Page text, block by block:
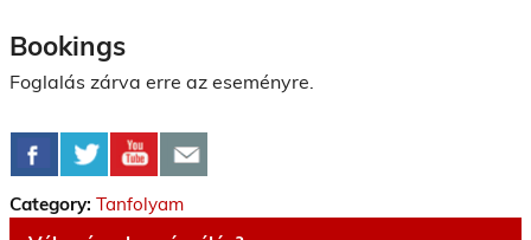
Bookings
Foglalás zárva erre az eseményre.
Category: Tanfolyam